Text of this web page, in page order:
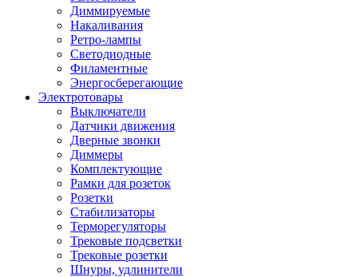
Диммируемые
Накаливания
Ретро-лампы
Светодиодные
Филаментные
Энергосберегающие
Электротовары
Выключатели
Датчики движения
Дверные звонки
Диммеры
Комплектующие
Рамки для розеток
Розетки
Стабилизаторы
Терморегуляторы
Трековые подсветки
Трековые розетки
Шнуры, удлинители